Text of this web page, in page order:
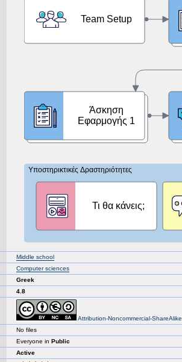
Middle school
Computer sciences
Greek
4.8
Attribution-Noncommercial-ShareAlike
No files
Everyone in Public
Active